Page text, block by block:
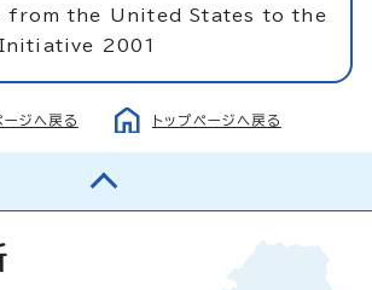
from the United States to the
2001
ージへ戻る トップページへ戻る